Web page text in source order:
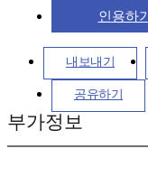
인용하기
내보내기
공유하기
부가정보